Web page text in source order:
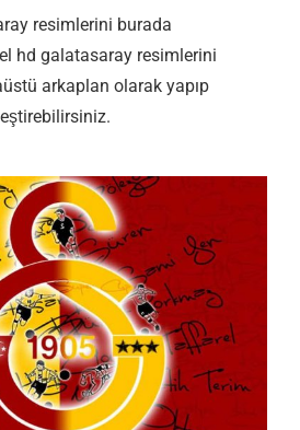
resimlerini burada
hd galatasaray resimlerini
arkaplan olarak yapıp